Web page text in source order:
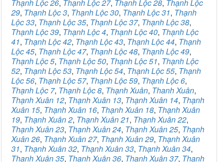
Thạnh Lộc 26, Thạnh Lộc 27, Thạnh Lộc 28, Thạnh Lộc
29, Thạnh Lộc 3, Thạnh Lộc 30, Thạnh Lộc 31, Thạnh
Lộc 33, Thạnh Lộc 35, Thạnh Lộc 37, Thạnh Lộc 38,
Thạnh Lộc 39, Thạnh Lộc 4, Thạnh Lộc 40, Thạnh Lộc
41, Thạnh Lộc 42, Thạnh Lộc 43, Thạnh Lộc 44, Thạnh
Lộc 45, Thạnh Lộc 47, Thạnh Lộc 48, Thạnh Lộc 49,
Thạnh Lộc 5, Thạnh Lộc 50, Thạnh Lộc 51, Thạnh Lộc
52, Thạnh Lộc 53, Thạnh Lộc 54, Thạnh Lộc 55, Thạnh
Lộc 56, Thạnh Lộc 57, Thạnh Lộc 59, Thạnh Lộc 6,
Thạnh Lộc 7, Thạnh Lộc 8, Thạnh Xuân, Thanh Xuân,
Thạnh Xuân 12, Thạnh Xuân 13, Thạnh Xuân 14, Thạnh
Xuân 15, Thạnh Xuân 16, Thạnh Xuân 18, Thạnh Xuân
19, Thạnh Xuân 2, Thạnh Xuân 21, Thạnh Xuân 22,
Thạnh Xuân 23, Thạnh Xuân 24, Thạnh Xuân 25, Thạnh
Xuân 26, Thạnh Xuân 27, Thạnh Xuân 29, Thạnh Xuân
31, Thạnh Xuân 32, Thạnh Xuân 33, Thạnh Xuân 34,
Thạnh Xuân 35, Thạnh Xuân 36, Thạnh Xuân 37, Thạnh